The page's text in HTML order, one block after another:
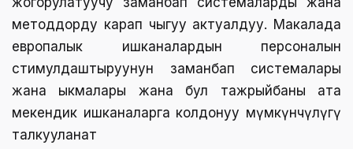
методдорду карап чыгуу актуалдуу. Макалада
европалык ишканалардын персоналын
стимулдаштыруунун заманбап системалары
жана ыкмалары жана бул тажрыйбаны ата
мекендик ишканаларга колдонуу мүмкүнчүлүгү
талкууланат